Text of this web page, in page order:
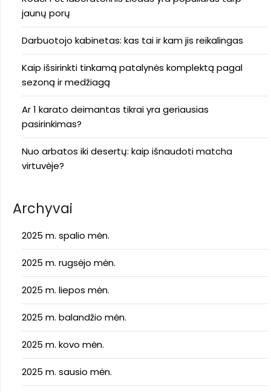
jaunų porų
Darbuotojo kabinetas: kas tai ir kam jis reikalingas
Kaip išsirinkti tinkamą patalynės komplektą pagal
sezoną ir medžiagą
Ar 1 karato deimantas tikrai yra geriausias
pasirinkimas?
Nuo arbatos iki desertų: kaip išnaudoti matcha
virtuvėje?
Archyvai
2025 m. spalio mėn.
2025 m. rugsėjo mėn.
2025 m. liepos mėn.
2025 m. balandžio mėn.
2025 m. kovo mėn.
2025 m. sausio mėn.